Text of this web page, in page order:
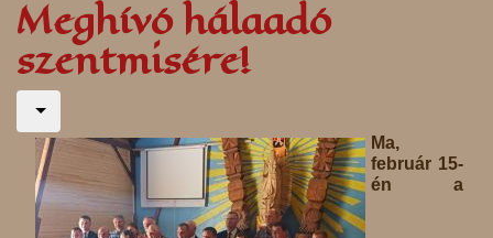
Meghívó hálaadó
szentmisére!
Ma,
február 15-
én a